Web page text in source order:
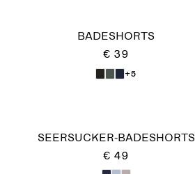
BADESHORTS
€ 39
+5
SEERSUCKER-BADESHORTS
€ 49